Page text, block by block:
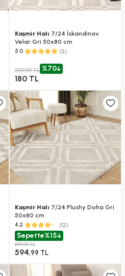
Kaşmir Halı 7/24 İskandinav
Velar Gri 50x80 cm
5.0 (5)
599,99 TL %70
180 TL
Kaşmir Halı 7/24 Plushy Doha Gri
50x80 cm
4.2 (12)
Sepette%15
699,99 TL
594,99 TL